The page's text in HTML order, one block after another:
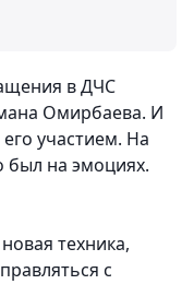
в ДЧС
Омирбаева. И
участием. На
был на эмоциях.
техника,
с